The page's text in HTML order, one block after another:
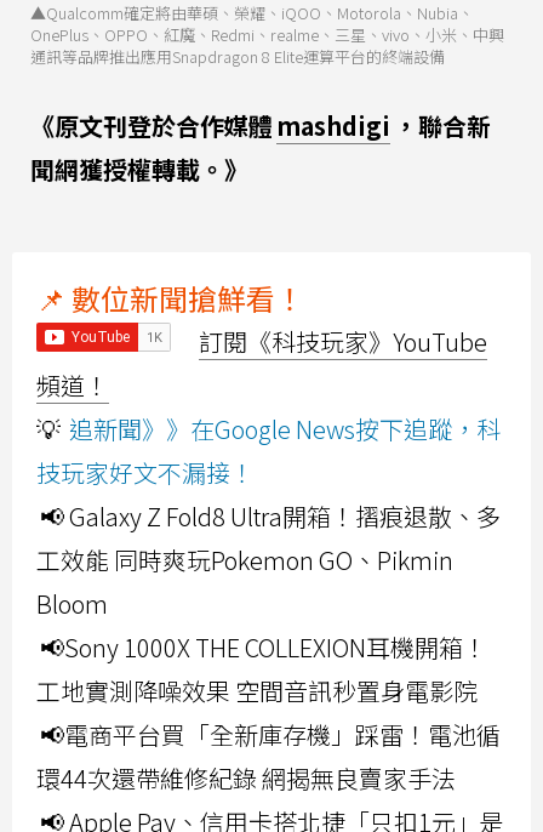
▲Qualcomm確定將由華碩、榮耀、iQOO、Motorola、Nubia、
OnePlus、OPPO、紅魔、Redmi、realme、三星、vivo、小米、中興
通訊等品牌推出應用Snapdragon 8 Elite運算平台的終端設備
《原文刊登於合作媒體 mashdigi ，聯合新
聞網獲授權轉載。》
📌 數位新聞搶鮮看！
訂閱《科技玩家》YouTube
頻道！
💡 追新聞》》在Google News按下追蹤，科
技玩家好文不漏接！
📢 Galaxy Z Fold8 Ultra開箱！摺痕退散、多
工效能 同時爽玩Pokemon GO、Pikmin
Bloom
📢Sony 1000X THE COLLEXION耳機開箱！
工地實測降噪效果 空間音訊秒置身電影院
📢電商平台買「全新庫存機」踩雷！電池循
環44次還帶維修紀錄 網揭無良賣家手法
📢 Apple Pay、信用卡搭北捷「只扣1元」是